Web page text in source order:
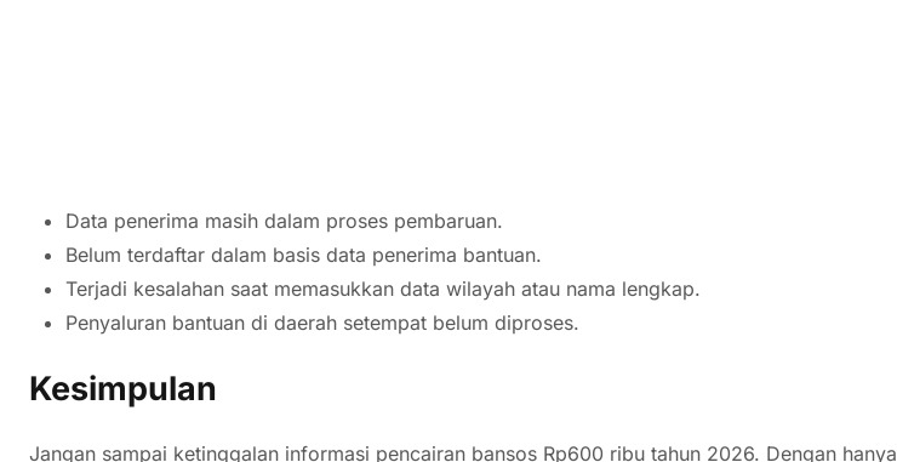
Data penerima masih dalam proses pembaruan.
Belum terdaftar dalam basis data penerima bantuan.
Terjadi kesalahan saat memasukkan data wilayah atau nama lengkap.
Penyaluran bantuan di daerah setempat belum diproses.
Kesimpulan
Jangan sampai ketinggalan informasi pencairan bansos Rp600 ribu tahun 2026. Dengan hanya